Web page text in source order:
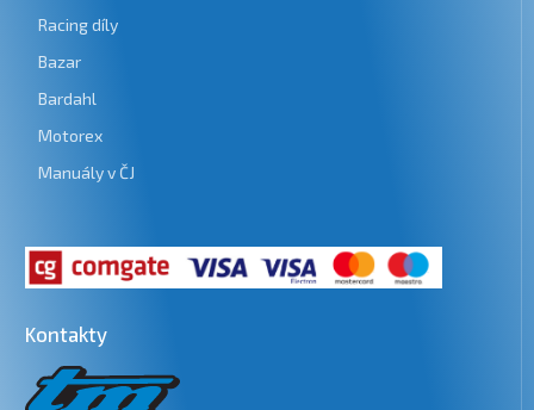
Racing díly
Bazar
Bardahl
Motorex
Manuály v ČJ
Kontakty